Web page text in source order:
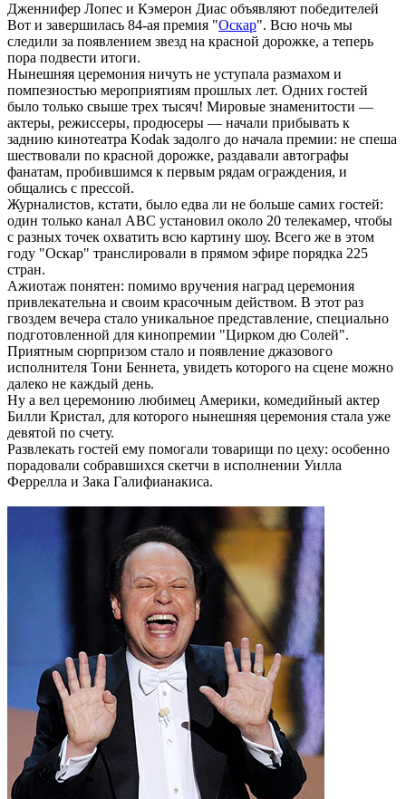
Дженнифер Лопес и Кэмерон Диас объявляют победителей
Вот и завершилась 84-ая премия "Оскар". Всю ночь мы
следили за появлением звезд на красной дорожке, а теперь
пора подвести итоги.
Нынешняя церемония ничуть не уступала размахом и
помпезностью мероприятиям прошлых лет. Одних гостей
было только свыше трех тысяч! Мировые знаменитости ―
актеры, режиссеры, продюсеры ― начали прибывать к
заднию кинотеатра Kodak задолго до начала премии: не спеша
шествовали по красной дорожке, раздавали автографы
фанатам, пробившимся к первым рядам ограждения, и
общались с прессой.
Журналистов, кстати, было едва ли не больше самих гостей:
один только канал ABC установил около 20 телекамер, чтобы
с разных точек охватить всю картину шоу. Всего же в этом
году "Оскар" транслировали в прямом эфире порядка 225
стран.
Ажиотаж понятен: помимо вручения наград церемония
привлекательна и своим красочным действом. В этот раз
гвоздем вечера стало уникальное представление, специально
подготовленной для кинопремии "Цирком дю Солей".
Приятным сюрпризом стало и появление джазового
исполнителя Тони Беннета, увидеть которого на сцене можно
далеко не каждый день.
Ну а вел церемонию любимец Америки, комедийный актер
Билли Кристал, для которого нынешняя церемония стала уже
девятой по счету.
Развлекать гостей ему помогали товарищи по цеху: особенно
порадовали собравшихся скетчи в исполнении Уилла
Феррелла и Зака Галифианакиса.